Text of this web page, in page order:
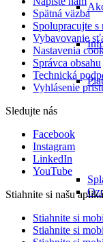
Spätná väzba
Spolupracujte s
Vybavovanie
Nastavenia
Správca obsahu
Technická
Vyhlásenie
Sledujte nás
Facebook
Instagram
LinkedIn
YouTube
Stiahnite si našu
Stiahnite si
Stiahnite si